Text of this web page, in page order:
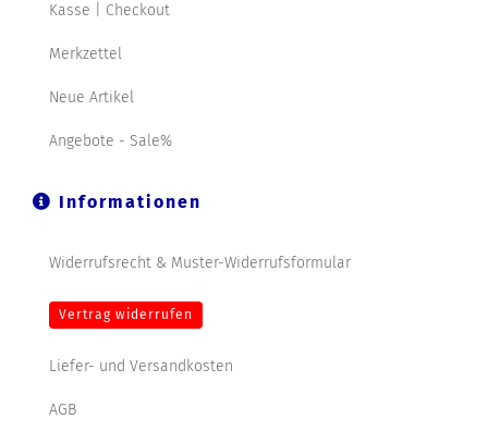
Kasse | Checkout
Merkzettel
Neue Artikel
Angebote - Sale%
Informationen
Widerrufsrecht & Muster-Widerrufsformular
Vertrag widerrufen
Liefer- und Versandkosten
AGB